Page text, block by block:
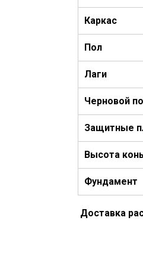
Каркас
Пол
Лаги
Черновой
Защитные
Высота
Фундамент
Доставка